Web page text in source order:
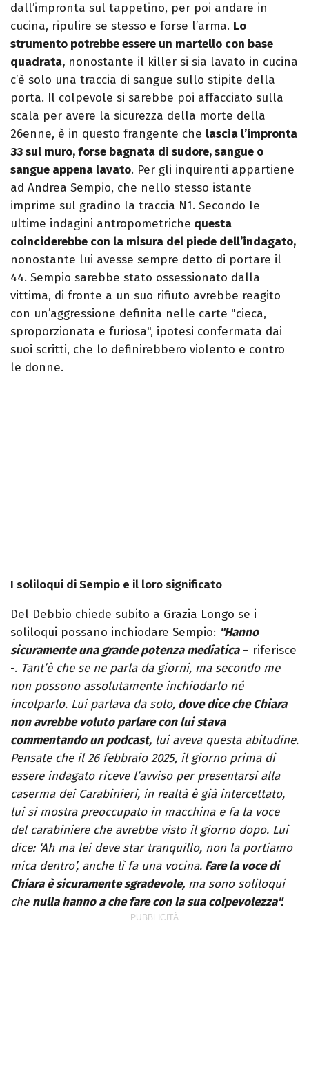
dall’impronta sul tappetino, per poi andare in
cucina, ripulire se stesso e forse l’arma. Lo
strumento potrebbe essere un martello con base
quadrata, nonostante il killer si sia lavato in cucina
c’è solo una traccia di sangue sullo stipite della
porta. Il colpevole si sarebbe poi affacciato sulla
scala per avere la sicurezza della morte della
26enne, è in questo frangente che lascia l’impronta
33 sul muro, forse bagnata di sudore, sangue o
sangue appena lavato. Per gli inquirenti appartiene
ad Andrea Sempio, che nello stesso istante
imprime sul gradino la traccia N1. Secondo le
ultime indagini antropometriche questa
coinciderebbe con la misura del piede dell’indagato,
nonostante lui avesse sempre detto di portare il
44. Sempio sarebbe stato ossessionato dalla
vittima, di fronte a un suo rifiuto avrebbe reagito
con un’aggressione definita nelle carte "cieca,
sproporzionata e furiosa", ipotesi confermata dai
suoi scritti, che lo definirebbero violento e contro
le donne.
I soliloqui di Sempio e il loro significato
Del Debbio chiede subito a Grazia Longo se i
soliloqui possano inchiodare Sempio: "Hanno
sicuramente una grande potenza mediatica – riferisce
-. Tant’è che se ne parla da giorni, ma secondo me
non possono assolutamente inchiodarlo né
incolparlo. Lui parlava da solo, dove dice che Chiara
non avrebbe voluto parlare con lui stava
commentando un podcast, lui aveva questa abitudine.
Pensate che il 26 febbraio 2025, il giorno prima di
essere indagato riceve l’avviso per presentarsi alla
caserma dei Carabinieri, in realtà è già intercettato,
lui si mostra preoccupato in macchina e fa la voce
del carabiniere che avrebbe visto il giorno dopo. Lui
dice: ‘Ah ma lei deve star tranquillo, non la portiamo
mica dentro’, anche lì fa una vocina. Fare la voce di
Chiara è sicuramente sgradevole, ma sono soliloqui
che nulla hanno a che fare con la sua colpevolezza".